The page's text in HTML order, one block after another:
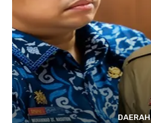
DAERAH